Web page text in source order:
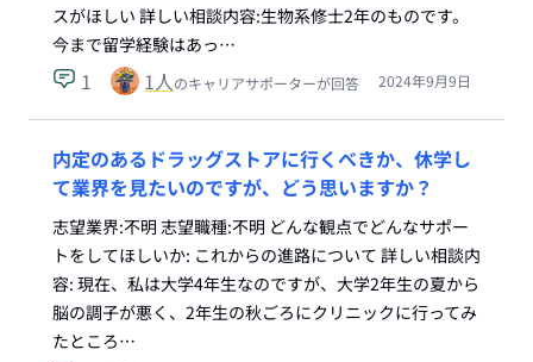
スがほしい 詳しい相談内容:生物系修士2年のものです。
今まで留学経験はあっ…
1 1人のキャリアサポーターが回答 2024年9月9日
内定のあるドラッグストアに行くべきか、休学し
て業界を見たいのですが、どう思いますか？
志望業界:不明 志望職種:不明 どんな観点でどんなサポー
トをしてほしいか: これからの進路について 詳しい相談内
容: 現在、私は大学4年生なのですが、大学2年生の夏から
脳の調子が悪く、2年生の秋ごろにクリニックに行ってみ
たところ…